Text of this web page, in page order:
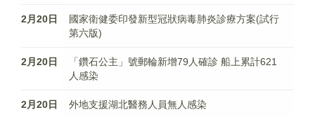
2月20日
國家衛健委印發新型冠狀病毒肺炎診療方案(試行
第六版)
2月20日
「鑽石公主」號郵輪新增79人確診 船上累計621
人感染
2月20日 外地支援湖北醫務人員無人感染